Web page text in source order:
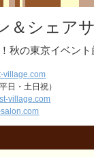
＆シェア
秋の東京イベント
village.com
日・土日祝）
village.com